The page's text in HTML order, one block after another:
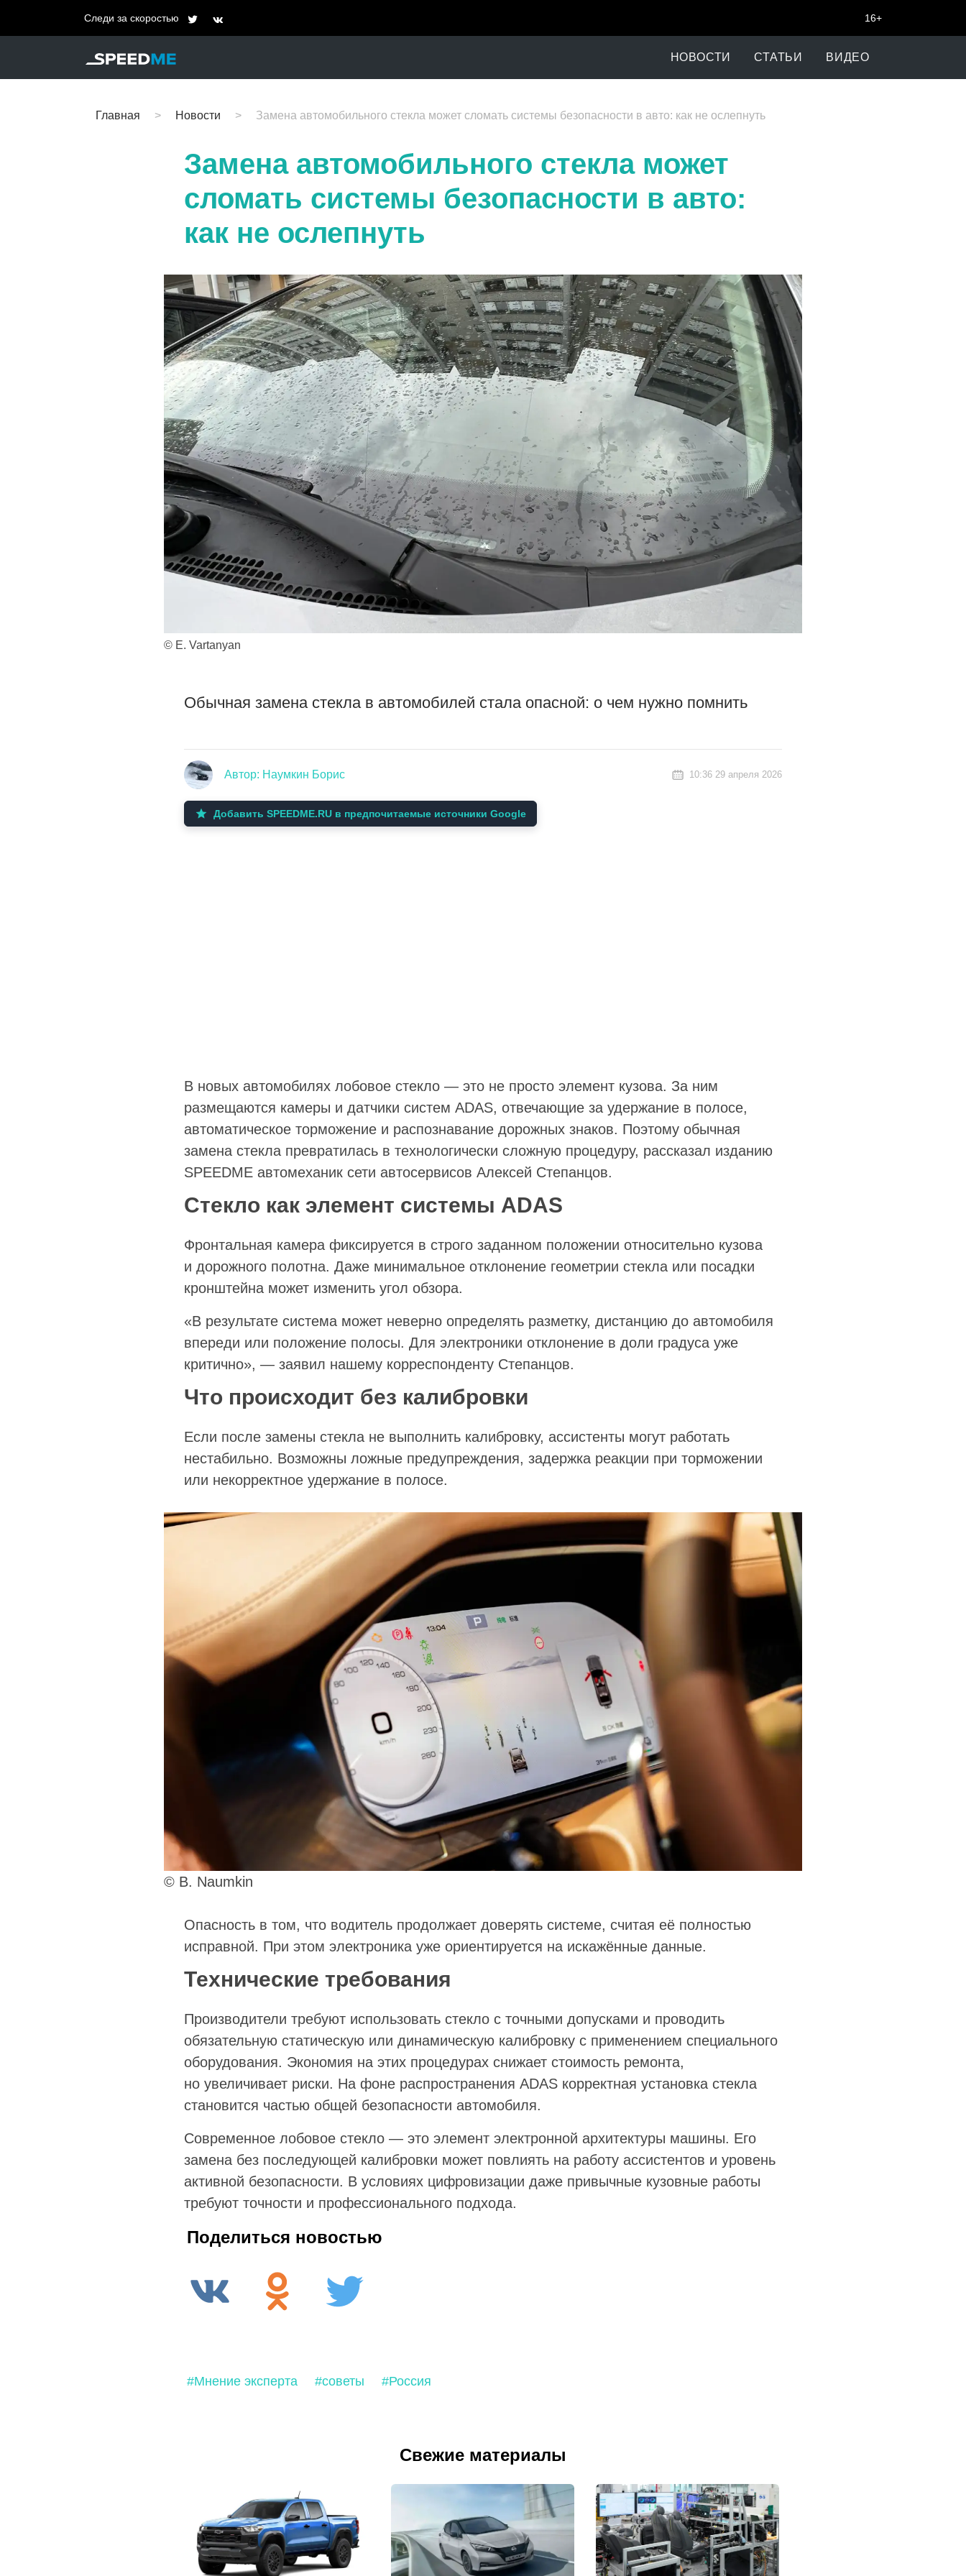
Следи за скоростью 16+
НОВОСТИ СТАТЬИ ВИДЕО
Главная Новости Замена автомобильного стекла может сломать системы безопасности в авто: как не ослепнуть
Замена автомобильного стекла может
сломать системы безопасности в авто:
как не ослепнуть
© E. Vartanyan
Обычная замена стекла в автомобилей стала опасной: о чем нужно помнить
Автор: Наумкин Борис 10:36 29 апреля 2026
Добавить SPEEDME.RU в предпочитаемые источники Google
В новых автомобилях лобовое стекло — это не просто элемент кузова. За ним
размещаются камеры и датчики систем ADAS, отвечающие за удержание в полосе,
автоматическое торможение и распознавание дорожных знаков. Поэтому обычная
замена стекла превратилась в технологически сложную процедуру, рассказал изданию
SPEEDME автомеханик сети автосервисов Алексей Степанцов.
Стекло как элемент системы ADAS
Фронтальная камера фиксируется в строго заданном положении относительно кузова
и дорожного полотна. Даже минимальное отклонение геометрии стекла или посадки
кронштейна может изменить угол обзора.
«В результате система может неверно определять разметку, дистанцию до автомобиля
впереди или положение полосы. Для электроники отклонение в доли градуса уже
критично», — заявил нашему корреспонденту Степанцов.
Что происходит без калибровки
Если после замены стекла не выполнить калибровку, ассистенты могут работать
нестабильно. Возможны ложные предупреждения, задержка реакции при торможении
или некорректное удержание в полосе.
© B. Naumkin
Опасность в том, что водитель продолжает доверять системе, считая её полностью
исправной. При этом электроника уже ориентируется на искажённые данные.
Технические требования
Производители требуют использовать стекло с точными допусками и проводить
обязательную статическую или динамическую калибровку с применением специального
оборудования. Экономия на этих процедурах снижает стоимость ремонта,
но увеличивает риски. На фоне распространения ADAS корректная установка стекла
становится частью общей безопасности автомобиля.
Современное лобовое стекло — это элемент электронной архитектуры машины. Его
замена без последующей калибровки может повлиять на работу ассистентов и уровень
активной безопасности. В условиях цифровизации даже привычные кузовные работы
требуют точности и профессионального подхода.
Поделиться новостью
#Мнение эксперта #советы #Россия
Свежие материалы